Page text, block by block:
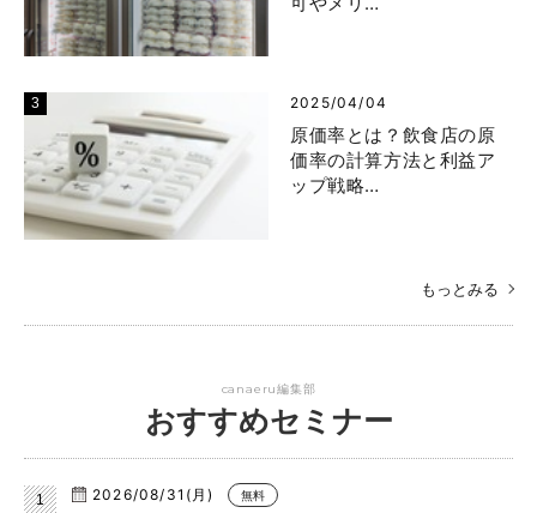
2025/04/04
原価率とは？飲食店の原
価率の計算方法と利益ア
ップ戦略…
もっとみる
canaeru編集部
おすすめセミナー
2026/08/31(月) 無料